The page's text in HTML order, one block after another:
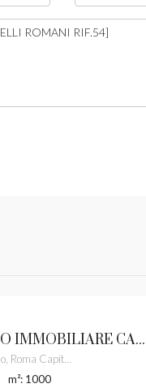
MARINO COMPENDIO IMMOBILIARE CASTELLI ROMANI RIF. 38
m²: 1000